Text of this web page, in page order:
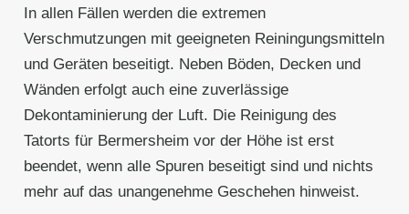
In allen Fällen werden die extremen
Verschmutzungen mit geeigneten Reiningungsmitteln
und Geräten beseitigt. Neben Böden, Decken und
Wänden erfolgt auch eine zuverlässige
Dekontaminierung der Luft. Die Reinigung des
Tatorts für Bermersheim vor der Höhe ist erst
beendet, wenn alle Spuren beseitigt sind und nichts
mehr auf das unangenehme Geschehen hinweist.